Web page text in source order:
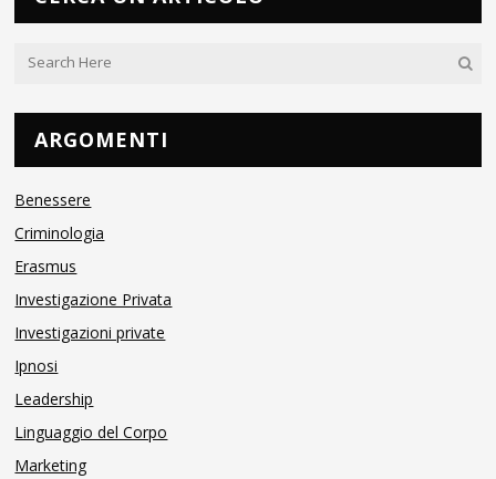
ARGOMENTI
Benessere
Criminologia
Erasmus
Investigazione Privata
Investigazioni private
Ipnosi
Leadership
Linguaggio del Corpo
Marketing